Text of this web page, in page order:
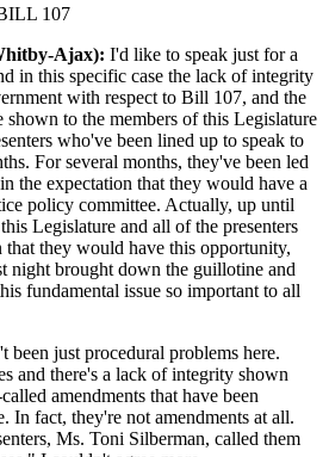
107
Ajax): I'd like to speak just for a
in this specific case the lack of integrity
with respect to Bill 107, and the
shown to the members of this Legislature
who've been lined up to speak to
For several months, they've been led
the expectation that they would have a
policy committee. Actually, up until
Legislature and all of the presenters
that they would have this opportunity,
night brought down the guillotine and
fundamental issue so important to all
been just procedural problems here.
and there's a lack of integrity shown
amendments that have been
In fact, they're not amendments at all.
Ms. Toni Silberman, called them